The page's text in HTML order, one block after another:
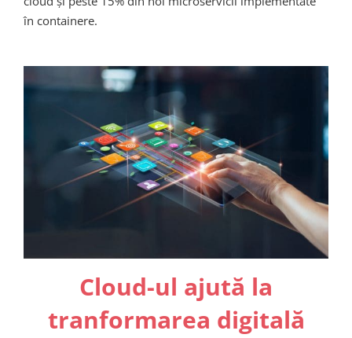
în containere.
Cloud-ul ajută la
tranformarea digitală